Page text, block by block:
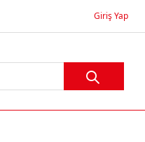
Giriş Yap